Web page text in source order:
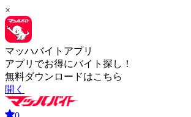
×
マッハバイトアプリ
アプリでお得にバイト探し！
無料ダウンロードはこちら
開く